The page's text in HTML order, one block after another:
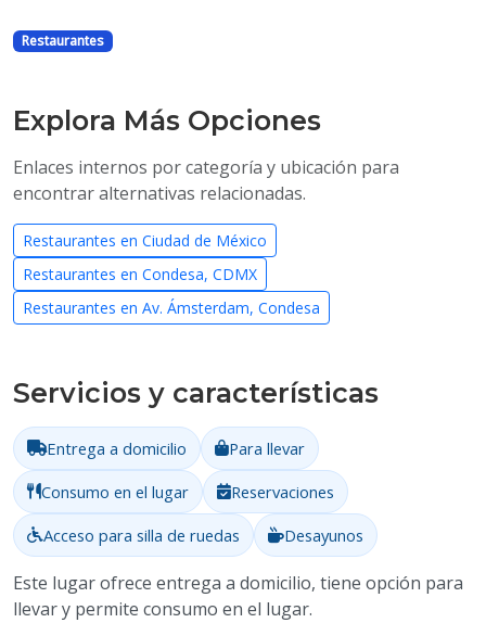
Restaurantes
Explora Más Opciones
Enlaces internos por categoría y ubicación para
encontrar alternativas relacionadas.
Restaurantes en Ciudad de México
Restaurantes en Condesa, CDMX
Restaurantes en Av. Ámsterdam, Condesa
Servicios y características
Entrega a domicilio
Para llevar
Consumo en el lugar
Reservaciones
Acceso para silla de ruedas
Desayunos
Este lugar ofrece entrega a domicilio, tiene opción para
llevar y permite consumo en el lugar.